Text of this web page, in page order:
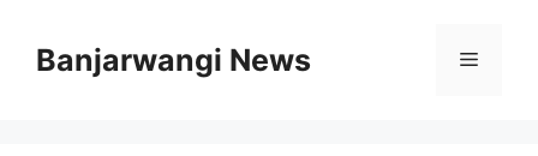
Banjarwangi News Menu